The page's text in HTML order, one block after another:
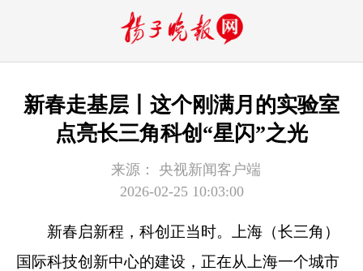
新春走基层丨这个刚满月的实验室
点亮长三角科创“星闪”之光
来源：
央视新闻客户端
2026-02-25 10:03:00
新春启新程，科创正当时。上海（长三角）
国际科技创新中心的建设，正在从上海一个城市